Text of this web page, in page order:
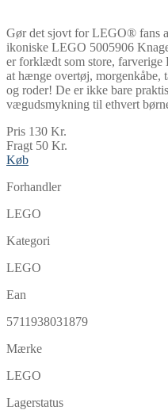
Gør det sjovt for LEGO® fans
ikoniske LEGO 5005906
er forklædt som store,
at hænge overtøj, morgenkåbe,
og roder! De er ikke bare
vægudsmykning til ethvert
Pris 130 Kr.
Fragt 50 Kr.
Køb
Forhandler
LEGO
Kategori
LEGO
Ean
5711938031879
Mærke
LEGO
Lagerstatus